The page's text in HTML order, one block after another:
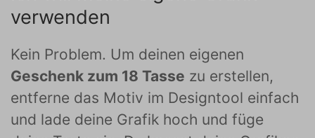
verwenden
Kein Problem. Um deinen eigenen
Geschenk zum 18 Tasse zu erstellen,
entferne das Motiv im Designtool einfach
und lade deine Grafik hoch und füge